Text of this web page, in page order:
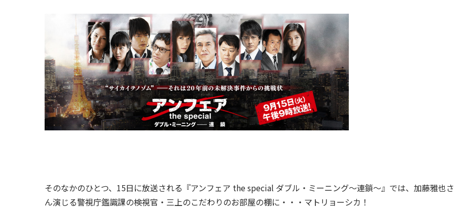
そのなかのひとつ、15日に放送される『アンフェア the special ダブル・ミーニング〜連鎖〜』では、加藤雅也さ
ん演じる警視庁鑑識課の検視官・三上のこだわりのお部屋の棚に・・・マトリョーシカ！